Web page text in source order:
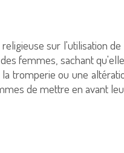
sur l'utilisation
femmes, sachant
tromperie ou une
de mettre en avant